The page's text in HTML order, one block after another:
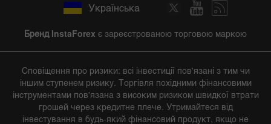
Українська
Бренд InstaForex є зареєстрованою торговою маркою
Сповіщення про ризики: всі інвестиції пов'язані з тим чи
іншим ступенем ризику. Торгівля похідними фінансовими
інструментами пов'язана з високим ризиком швидкої втрати
грошей через кредитне плече. Утримайтеся від
інвестування в будь-який фінансовий продукт, якщо не